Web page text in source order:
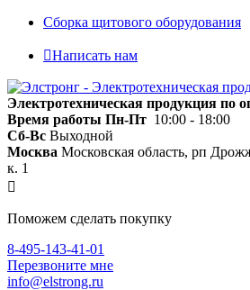
Сборка щитового оборудования
Написать нам
Электротехническая продукция по
Время работы Пн-Пт 10:00 - 18:00
Сб-Вс Выходной
Москва Московская область, рп
к. 1
Поможем сделать покупку
8-495-143-41-01
Перезвоните мне
info@elstrong.ru